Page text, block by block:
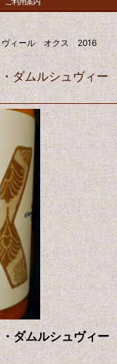
ヴィール オクス 2016
ダムルシュヴィー
ダムルシュヴィー